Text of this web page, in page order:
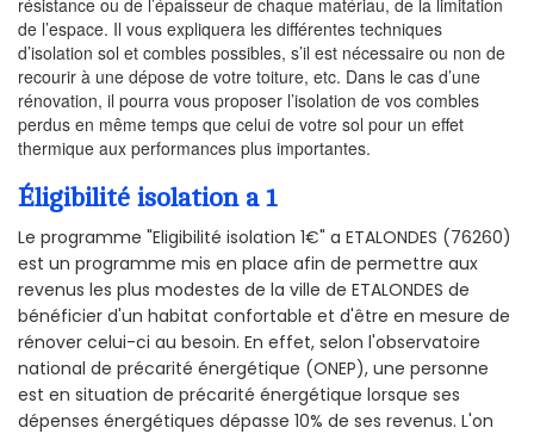
de l’espace. Il vous expliquera les différentes techniques
d’isolation sol et combles possibles, s’il est nécessaire ou non de
recourir à une dépose de votre toiture, etc. Dans le cas d’une
rénovation, il pourra vous proposer l’isolation de vos combles
perdus en même temps que celui de votre sol pour un effet
thermique aux performances plus importantes.
Éligibilité isolation a 1
Le programme "Eligibilité isolation 1€" a ETALONDES (76260)
est un programme mis en place afin de permettre aux
revenus les plus modestes de la ville de ETALONDES de
bénéficier d'un habitat confortable et d'être en mesure de
rénover celui-ci au besoin. En effet, selon l'observatoire
national de précarité énergétique (ONEP), une personne
est en situation de précarité énergétique lorsque ses
dépenses énergétiques dépasse 10% de ses revenus. L'on